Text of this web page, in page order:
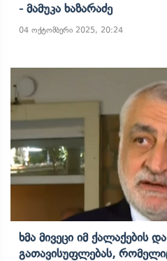
- Მამუკა Ხაზარაძე
04 ოქტომბერი 2025, 20:24
Ხმა Მივეცი Იმ Ქალაქების
Გათავისუფლებას,